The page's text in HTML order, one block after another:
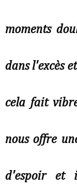
moments
dans l'excès
cela fait
nous offre
d'espoir et